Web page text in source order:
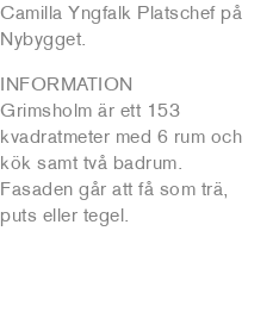
Camilla Yngfalk Platschef på
Nybygget.
INFORMATION
Grimsholm är ett 153
kvadratmeter med 6 rum och
kök samt två badrum.
Fasaden går att få som trä,
puts eller tegel.